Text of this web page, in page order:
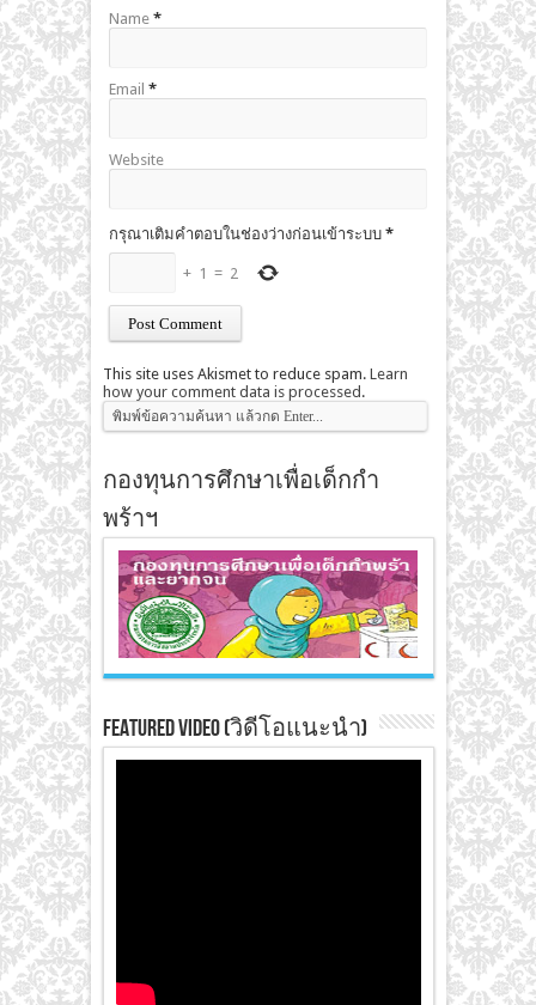
Name *
Email *
Website
กรุณาเติมคำตอบในช่องว่างก่อนเข้าระบบ*
+ 1 = 2
This site uses Akismet to reduce spam. Learn
how your comment data is processed .
กองทุนการศึกษาเพื่อเด็กกำ
พร้าฯ
Featured Video (วิดีโอแนะนำ)